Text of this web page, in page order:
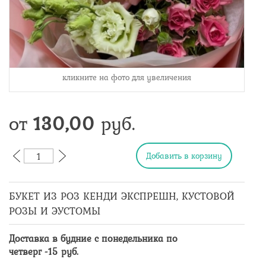
кликните на фото для увеличения
от 130,00 руб.
БУКЕТ ИЗ РОЗ КЕНДИ ЭКСПРЕШН, КУСТОВОЙ
РОЗЫ И ЭУСТОМЫ
Доставка в будние с понедельника по
четверг -15 руб.